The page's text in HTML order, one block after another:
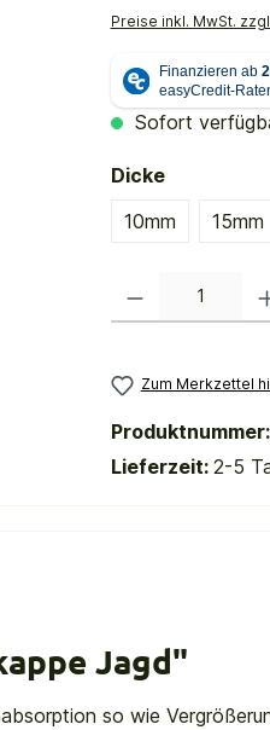
Preise inkl. MwSt.
Sofort
Dickeauswählen
10mm
15mm
Zum Merkzettel
Produktnummer:
Lieferzeit: 2-5
Jagd"
so wie